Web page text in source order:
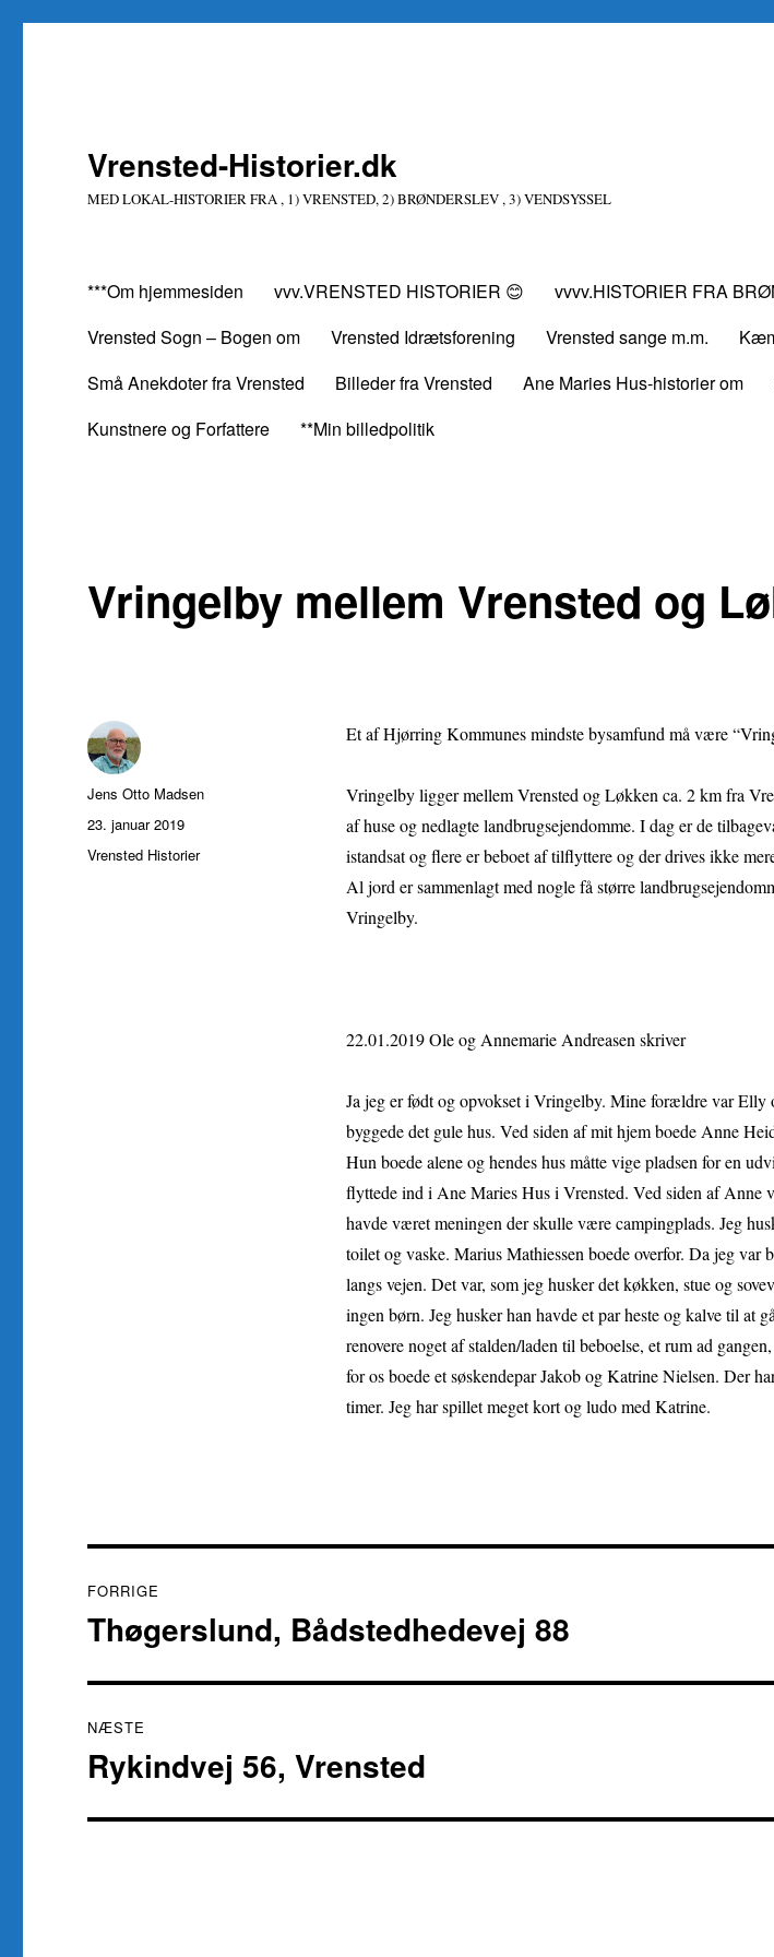
Vrensted-Historier.dk
MED LOKAL-HISTORIER FRA , 1) VRENSTED, 2) BRØNDERSLEV , 3) VENDSYSSEL
***Om hjemmesiden vvv.VRENSTED HISTORIER 😊 vvvv.HISTORIER FRA
Vrensted Sogn – Bogen om
Vrensted Idrætsforening Vrensted sange m.m.
Små Anekdoter fra Vrensted
Billeder fra Vrensted Ane Maries Hus-historier om
Kunstnere og Forfattere
**Min billedpolitik
Vringelby mellem Vrensted og
Et af Hjørring Kommunes mindste bysamfund må være
Vringelby ligger mellem Vrensted og Løkken ca. 2 km fra
af huse og nedlagte landbrugsejendomme. I dag er de
istandsat og flere er beboet af tilflyttere og der drives ikke
Al jord er sammenlagt med nogle få større
Vringelby.
22.01.2019 Ole og Annemarie Andreasen skriver
Ja jeg er født og opvokset i Vringelby. Mine forældre var
byggede det gule hus. Ved siden af mit hjem boede Anne
Hun boede alene og hendes hus måtte vige pladsen for en
flyttede ind i Ane Maries Hus i Vrensted. Ved siden af Anne
havde været meningen der skulle være campingplads. Jeg
toilet og vaske. Marius Mathiessen boede overfor. Da jeg var
langs vejen. Det var, som jeg husker det køkken, stue og
ingen børn. Jeg husker han havde et par heste og kalve til at
renovere noget af stalden/laden til beboelse, et rum ad
for os boede et søskendepar Jakob og Katrine Nielsen. Der
timer. Jeg har spillet meget kort og ludo med Katrine.
Forfatter
Jens Otto Madsen
Udgivet
23. januar 2019
Kategorier
Vrensted Historier
FORRIGE
Forrige
indlæg:
Thøgerslund, Bådstedhedevej 88
NÆSTE
Næste
indlæg:
Rykindvej 56, Vrensted